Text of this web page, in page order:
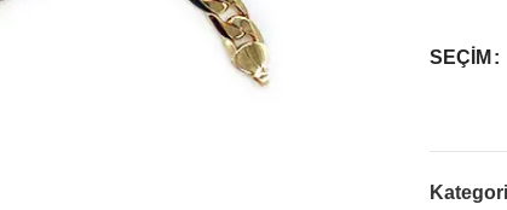
SEÇIM